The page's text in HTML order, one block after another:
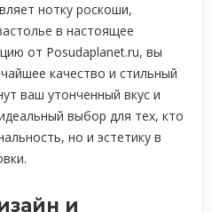
нотку роскоши,
в настоящее
от Posudaplanet.ru, вы
качество и стильный
ваш утонченный вкус и
выбор для тех, кто
но и эстетику в
и